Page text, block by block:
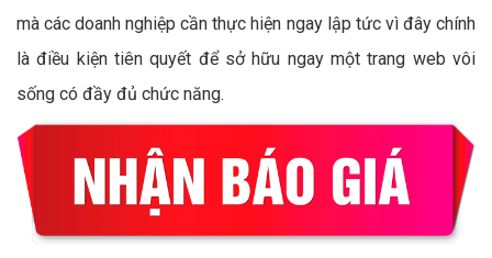
mà các doanh nghiệp cần thực hiện ngay lập tức vì đây chính
là điều kiện tiên quyết để sở hữu ngay một trang web vôi
sống có đầy đủ chức năng.